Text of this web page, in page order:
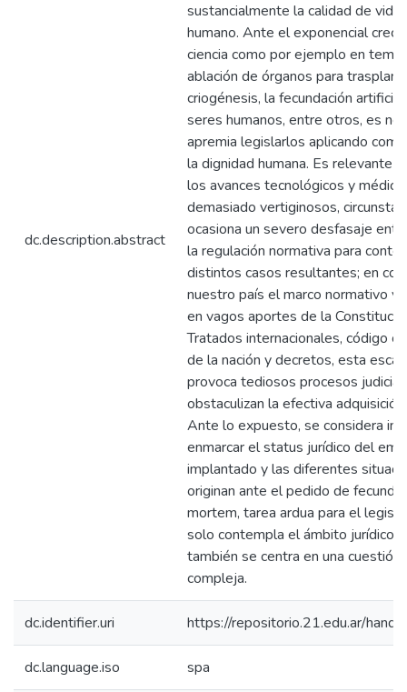
dc.description.abstract
sustancialmente la calidad de vida
humano. Ante el exponencial
ciencia como por ejemplo en
ablación de órganos para
criogénesis, la fecundación
seres humanos, entre otros, es
apremia legislarlos aplicando
la dignidad humana. Es relevante
los avances tecnológicos y
demasiado vertiginosos,
ocasiona un severo desfasaje
la regulación normativa para
distintos casos resultantes; en
nuestro país el marco normativo
en vagos aportes de la
Tratados internacionales, código
de la nación y decretos, esta
provoca tediosos procesos
obstaculizan la efectiva
Ante lo expuesto, se considera
enmarcar el status jurídico del
implantado y las diferentes
originan ante el pedido de
mortem, tarea ardua para el
solo contempla el ámbito jurídico
también se centra en una cuestión
compleja.
dc.identifier.uri https://repositorio.21.edu.ar/
dc.language.iso spa